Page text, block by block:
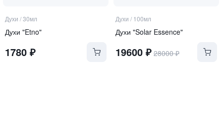
Духи /30мл
Духи "Etno"
1780 ₽
Духи / 100мл
Духи "Solar Essence"
19600₽ 28000₽